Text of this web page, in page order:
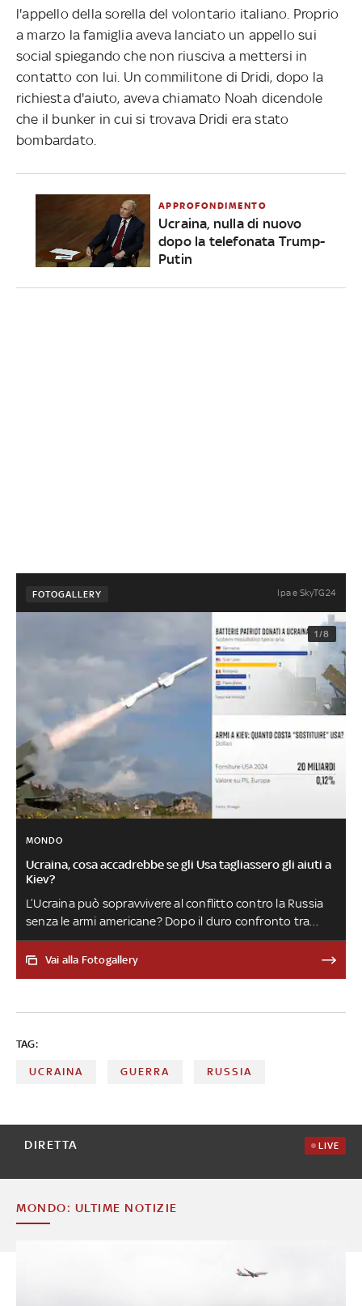
l'appello della sorella del volontario italiano. Proprio
a marzo la famiglia aveva lanciato un appello sui
social spiegando che non riusciva a mettersi in
contatto con lui. Un commilitone di Dridi, dopo la
richiesta d'aiuto, aveva chiamato Noah dicendole
che il bunker in cui si trovava Dridi era stato
bombardato.
APPROFONDIMENTO
Ucraina, nulla di nuovo
dopo la telefonata Trump-
Putin
FOTOGALLERY Ipa e SkyTG24
1/8
MONDO
Ucraina, cosa accadrebbe se gli Usa tagliassero gli aiuti a
Kiev?
L’Ucraina può sopravvivere al conflitto contro la Russia
senza le armi americane? Dopo il duro confronto tra
Donald Trump e Volodymyr Zelensky, il rischio di stop agli
aiuti militari sembra farsi sempre più concreto. Ecco la
Vai alla Fotogallery
TAG:
UCRAINA GUERRA RUSSIA
DIRETTA LIVE
MONDO: ULTIME NOTIZIE